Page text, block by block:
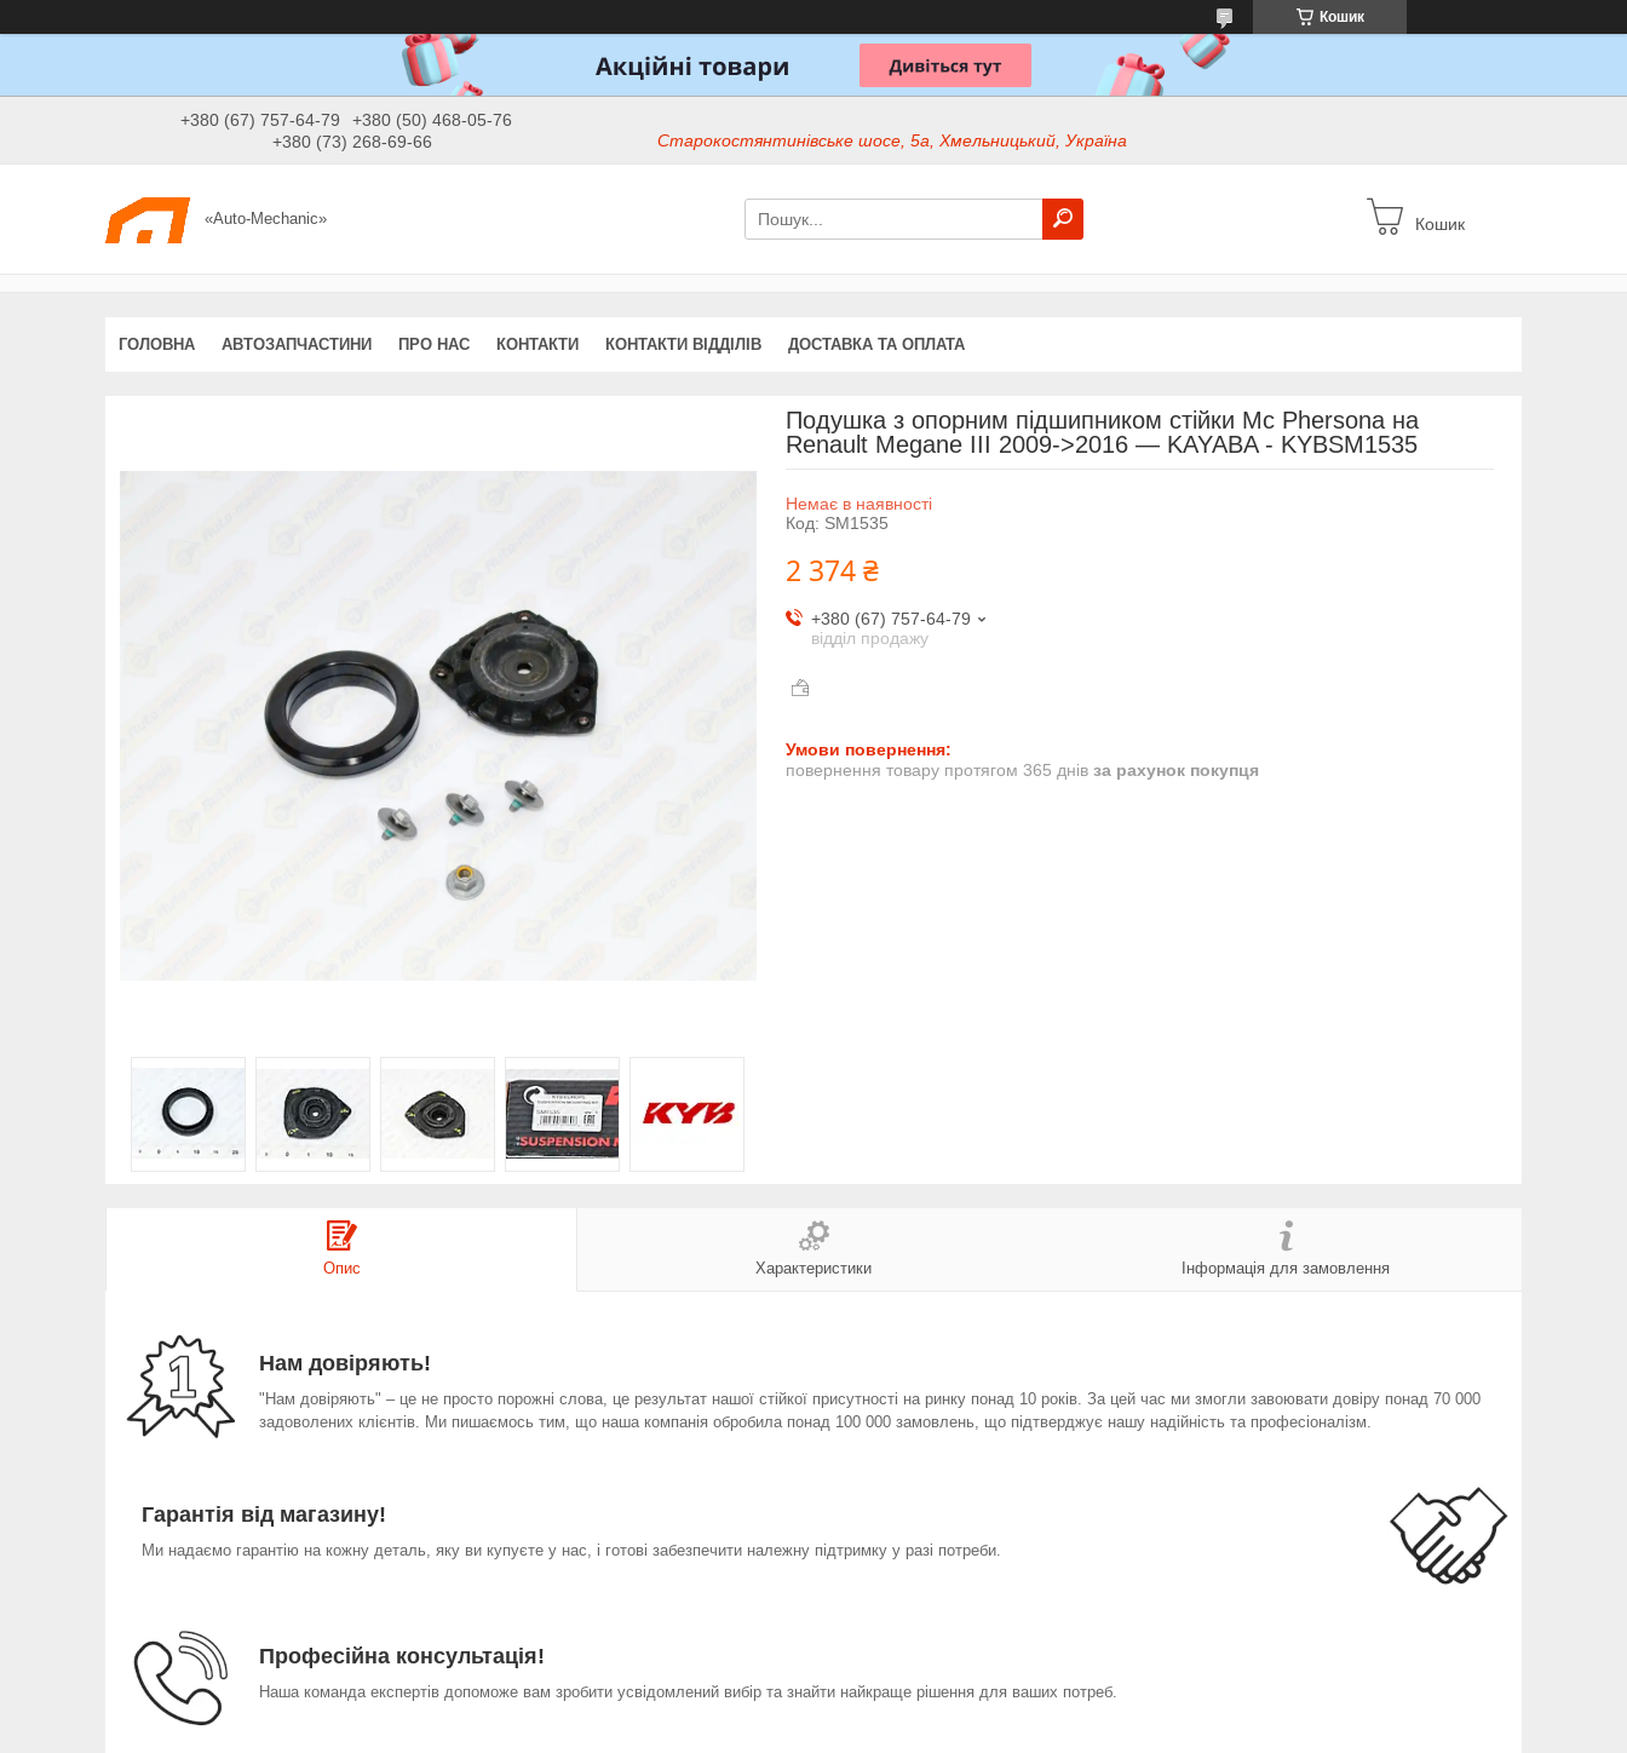
Кошик
+380 (67) 757-64-79
+380 (50) 468-05-76
+380 (73) 268-69-66
Старокостянтинівське шосе, 5а, Хмельницький, Україна
«Auto-Mechanic» Кошик
ГОЛОВНА АВТОЗАПЧАСТИНИ ПРО НАС КОНТАКТИ КОНТАКТИ ВІДДІЛІВ ДОСТАВКА ТА ОПЛАТА
Подушка з опорним підшипником стійки Mc Phersona на
Renault Megane III 2009->2016 — KAYABA - KYBSM1535
Немає в наявності
Код: SM1535
2 374 ₴
+380 (67) 757-64-79
відділ продажу
повернення товару протягом 365 днів за рахунок покупця
Опис Характеристики Інформація для замовлення
Нам довіряють!
"Нам довіряють" – це не просто порожні слова, це результат нашої стійкої присутності на ринку понад 10 років. За цей час ми змогли завоювати довіру понад 70 000
задоволених клієнтів. Ми пишаємось тим, що наша компанія обробила понад 100 000 замовлень, що підтверджує нашу надійність та професіоналізм.
Гарантія від магазину!
Ми надаємо гарантію на кожну деталь, яку ви купуєте у нас, і готові забезпечити належну підтримку у разі потреби.
Професійна консультація!
Наша команда експертів допоможе вам зробити усвідомлений вибір та знайти найкраще рішення для ваших потреб.